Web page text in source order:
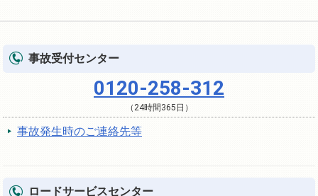
事故受付センター
0120-258-312
（24時間365日）
事故発生時のご連絡先等
ロードサービスセンター